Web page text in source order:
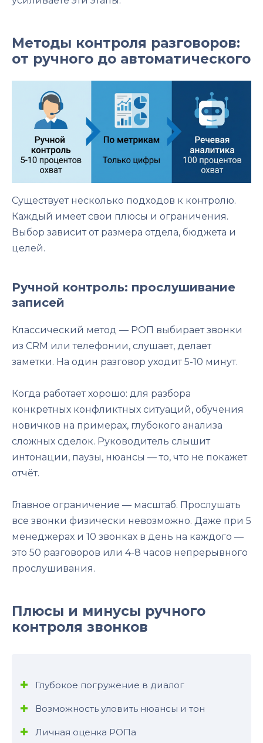
Методы контроля разговоров:
от ручного до автоматического
Существует несколько подходов к контролю.
Каждый имеет свои плюсы и ограничения.
Выбор зависит от размера отдела, бюджета и
целей.
Ручной контроль: прослушивание
записей
Классический метод — РОП выбирает звонки
из CRM или телефонии, слушает, делает
заметки. На один разговор уходит 5-10 минут.
Когда работает хорошо: для разбора
конкретных конфликтных ситуаций, обучения
новичков на примерах, глубокого анализа
сложных сделок. Руководитель слышит
интонации, паузы, нюансы — то, что не покажет
отчёт.
Главное ограничение — масштаб. Прослушать
все звонки физически невозможно. Даже при 5
менеджерах и 10 звонках в день на каждого —
это 50 разговоров или 4-8 часов непрерывного
прослушивания.
Плюсы и минусы ручного
контроля звонков
Глубокое погружение в диалог
Возможность уловить нюансы и тон
Личная оценка РОПа